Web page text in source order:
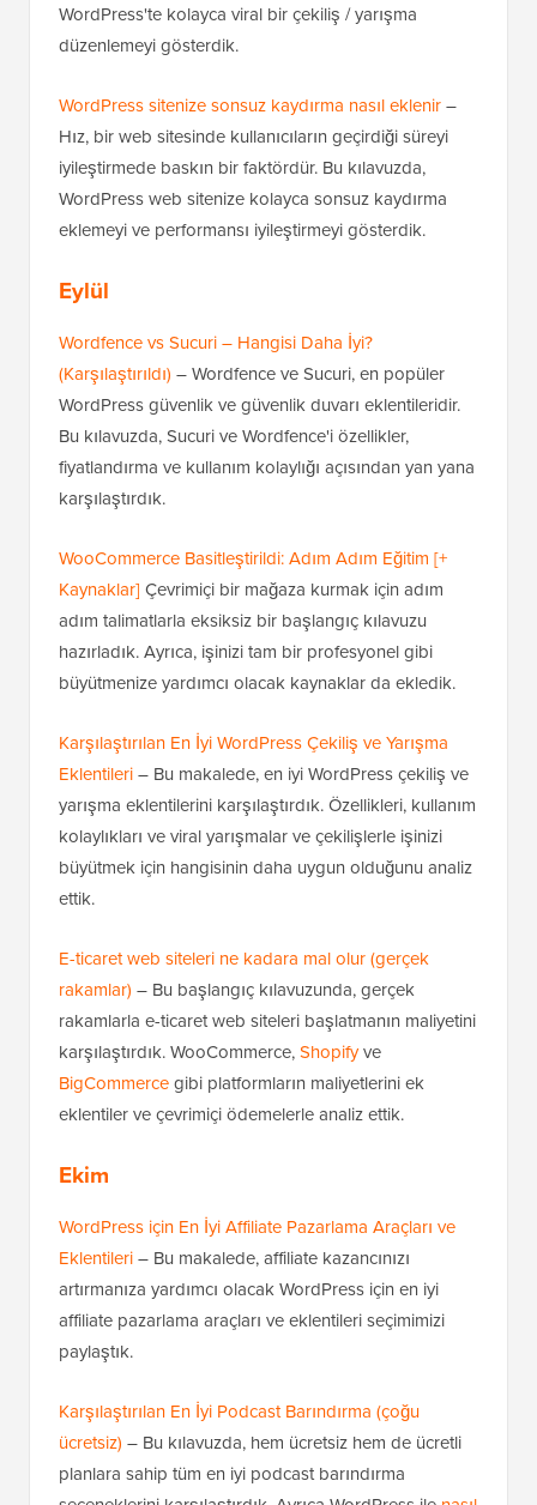
WordPress'te kolayca viral bir çekiliş / yarışma
düzenlemeyi gösterdik.
WordPress sitenize sonsuz kaydırma nasıl eklenir–
Hız, bir web sitesinde kullanıcıların geçirdiği süreyi
iyileştirmede baskın bir faktördür. Bu kılavuzda,
WordPress web sitenize kolayca sonsuz kaydırma
eklemeyi ve performansı iyileştirmeyi gösterdik.
Eylül
Wordfence vs Sucuri – Hangisi Daha İyi?
(Karşılaştırıldı) – Wordfence ve Sucuri, en popüler
WordPress güvenlik ve güvenlik duvarı eklentileridir.
Bu kılavuzda, Sucuri ve Wordfence'i özellikler,
fiyatlandırma ve kullanım kolaylığı açısından yan yana
karşılaştırdık.
WooCommerce Basitleştirildi: Adım Adım Eğitim [+
Kaynaklar] Çevrimiçi bir mağaza kurmak için adım
adım talimatlarla eksiksiz bir başlangıç kılavuzu
hazırladık. Ayrıca, işinizi tam bir profesyonel gibi
büyütmenize yardımcı olacak kaynaklar da ekledik.
Karşılaştırılan En İyi WordPress Çekiliş ve Yarışma
Eklentileri– Bu makalede, en iyi WordPress çekiliş ve
yarışma eklentilerini karşılaştırdık. Özellikleri, kullanım
kolaylıkları ve viral yarışmalar ve çekilişlerle işinizi
büyütmek için hangisinin daha uygun olduğunu analiz
ettik.
E-ticaret web siteleri ne kadara mal olur (gerçek
rakamlar) – Bu başlangıç kılavuzunda, gerçek
rakamlarla e-ticaret web siteleri başlatmanın maliyetini
karşılaştırdık. WooCommerce,Shopifyve
BigCommercegibi platformların maliyetlerini ek
eklentiler ve çevrimiçi ödemelerle analiz ettik.
Ekim
WordPress için En İyi Affiliate Pazarlama Araçları ve
Eklentileri– Bu makalede, affiliate kazancınızı
artırmanıza yardımcı olacak WordPress için en iyi
affiliate pazarlama araçları ve eklentileri seçimimizi
paylaştık.
Karşılaştırılan En İyi Podcast Barındırma (çoğu
ücretsiz) – Bu kılavuzda, hem ücretsiz hem de ücretli
planlara sahip tüm en iyi podcast barındırma